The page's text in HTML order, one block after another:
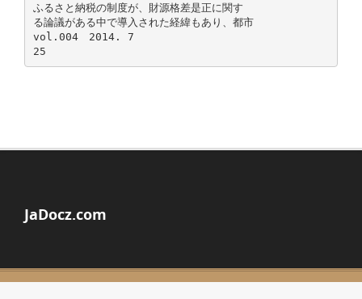
ふるさと納税の制度が、財源格差是正に関す
る論議がある中で導入された経緯もあり、都市
vol.004 2014. 7
JaDocz.com